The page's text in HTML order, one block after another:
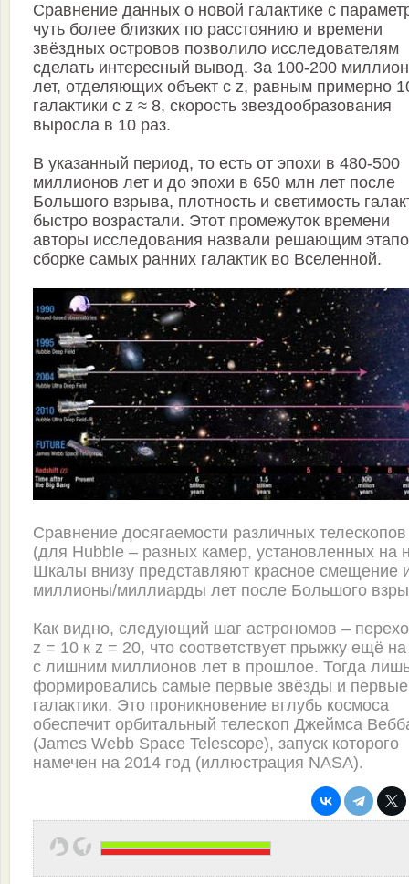
Сравнение данных о новой галактике с
чуть более близких по расстоянию и времени
звёздных островов позволило исследователям
сделать интересный вывод. За 100-200
лет, отделяющих объект с z, равным примерно
галактики с z ≈ 8, скорость звездообразования
выросла в 10 раз.
В указанный период, то есть от эпохи в 480-500
миллионов лет и до эпохи в 650 млн лет после
Большого взрыва, плотность и светимость
быстро возрастали. Этот промежуток времени
авторы исследования назвали решающим
сборке самых ранних галактик во Вселенной.
Сравнение досягаемости различных телескопов
(для Hubble – разных камер, установленных на
Шкалы внизу представляют красное смещение
миллионы/миллиарды лет после Большого
Как видно, следующий шаг астрономов –
z = 10 к z = 20, что соответствует прыжку ещё
с лишним миллионов лет в прошлое. Тогда
формировались самые первые звёзды и первые
галактики. Это проникновение вглубь космоса
обеспечит орбитальный телескоп Джеймса
(James Webb Space Telescope), запуск которого
намечен на 2014 год (иллюстрация NASA).